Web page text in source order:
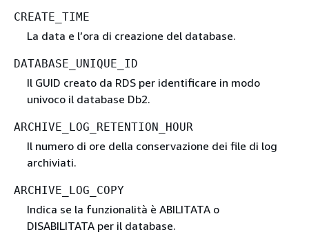
CREATE_TIME
La data e l’ora di creazione del database.
DATABASE_UNIQUE_ID
Il GUID creato da RDS per identificare in modo
univoco il database Db2.
ARCHIVE_LOG_RETENTION_HOUR
Il numero di ore della conservazione dei file di log
archiviati.
ARCHIVE_LOG_COPY
Indica se la funzionalità è ABILITATA o
DISABILITATA per il database.